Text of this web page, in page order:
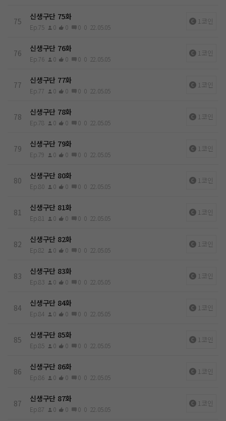
75 신생구단 75화
Ep.75 0 0 0 0 22.05.05
1코인
76 신생구단 76화
Ep.76 0 0 0 0 22.05.05
1코인
77 신생구단 77화
Ep.77 0 0 0 0 22.05.05
1코인
78 신생구단 78화
Ep.78 0 0 0 0 22.05.05
1코인
79 신생구단 79화
Ep.79 0 0 0 0 22.05.05
1코인
80 신생구단 80화
Ep.80 0 0 0 0 22.05.05
1코인
81 신생구단 81화
Ep.81 0 0 0 0 22.05.05
1코인
82 신생구단 82화
Ep.82 0 0 0 0 22.05.05
1코인
83 신생구단 83화
Ep.83 0 0 0 0 22.05.05
1코인
84 신생구단 84화
Ep.84 0 0 0 0 22.05.05
1코인
85 신생구단 85화
Ep.85 0 0 0 0 22.05.05
1코인
86 신생구단 86화
Ep.86 0 0 0 0 22.05.05
1코인
87 신생구단 87화
Ep.87 0 0 0 0 22.05.05
1코인